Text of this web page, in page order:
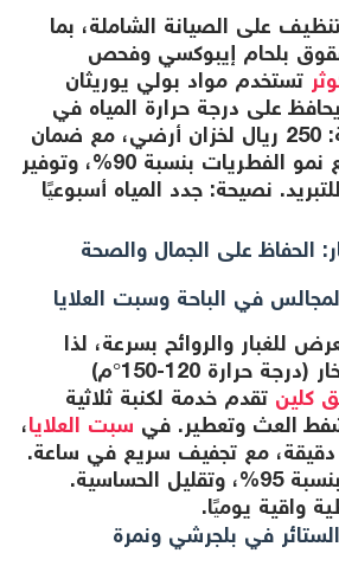
على الصيانة الشاملة، بما
بلحام إيبوكسي وفحص
تستخدم مواد بولي يوريثان
على درجة حرارة المياه في
المناخ البارد. التكلفة: 250 ريال لخزان أرضي، مع ضمان
3 أشهر. الفوائد: منع نمو الفطريات بنسبة 90%، وتوفير
نصيحة: جدد المياه أسبوعيًا
الحفاظ على الجمال والصحة
للغبار والروائح بسرعة، لذا
يُفضل التنظيف بالبخار (درجة حرارة 120-150°م)
كلين تقدم خدمة لكنبة ثلاثية
سبت العلايا،
الفوائد: إزالة البقع بنسبة 95%، وتقليل الحساسية.
واقية يوميًا.